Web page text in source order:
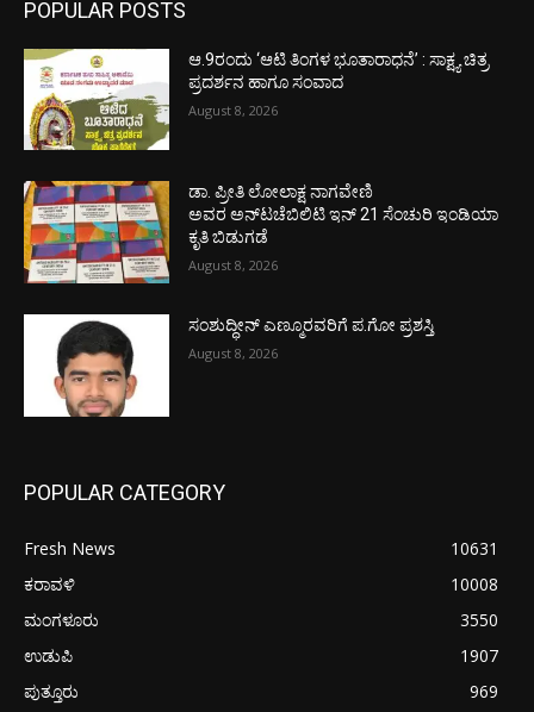
POPULAR POSTS
ಆ.9ರಂದು ‘ಆಟಿ ತಿಂಗಳ ಭೂತಾರಾಧನೆ’ : ಸಾಕ್ಷ್ಯ ಚಿತ್ರ
ಪ್ರದರ್ಶನ ಹಾಗೂ ಸಂವಾದ
August 8, 2026
ಡಾ. ಪ್ರೀತಿ ಲೋಲಾಕ್ಷ ನಾಗವೇಣಿ
ಅವರ ಅನ್‌ಟಚೆಬಿಲಿಟಿ ಇನ್ 21 ಸೆಂಚುರಿ ಇಂಡಿಯಾ
ಕೃತಿ ಬಿಡುಗಡೆ
August 8, 2026
ಸಂಶುದ್ಧೀನ್ ಎಣ್ಮೂರವರಿಗೆ ಪ.ಗೋ ಪ್ರಶಸ್ತಿ
August 8, 2026
POPULAR CATEGORY
Fresh News
10631
ಕರಾವಳಿ
10008
ಮಂಗಳೂರು
3550
ಉಡುಪಿ
1907
ಪುತ್ತೂರು
969